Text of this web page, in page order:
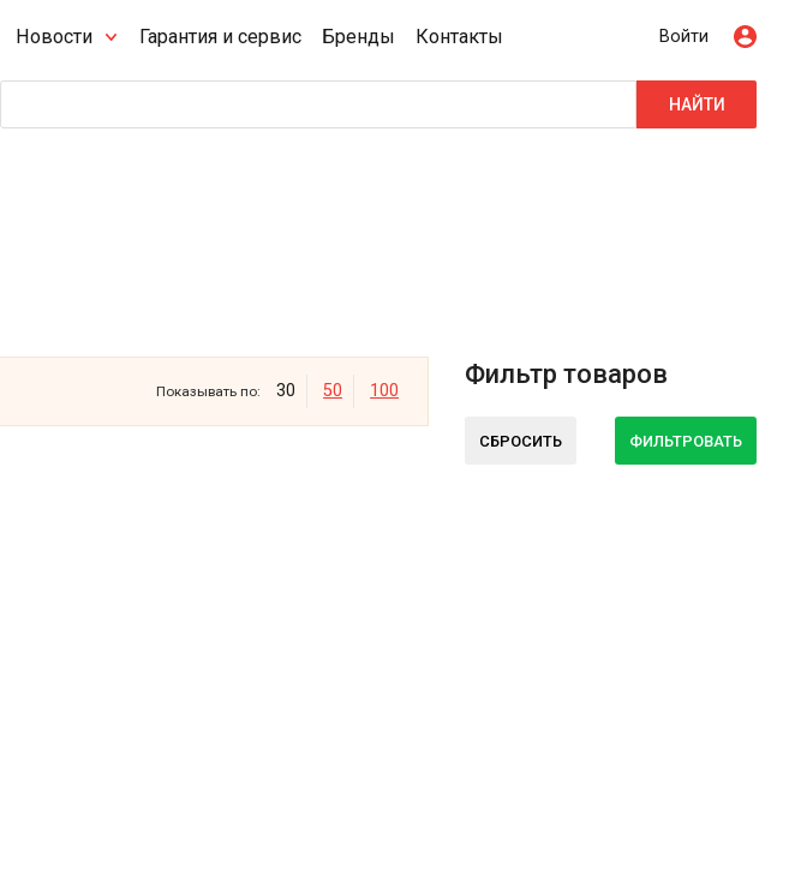
Новости Гарантия и сервис Бренды Контакты Войти
НАЙТИ
Фильтр товаров
СБРОСИТЬ ФИЛЬТРОВАТЬ
Показывать по: 30 50 100